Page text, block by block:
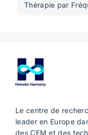
Thérapie par
Le centre de
leader en Europe
des CEM et des